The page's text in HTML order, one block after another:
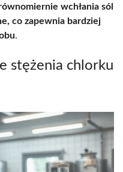
wchłania sól
co zapewnia bardziej
.
stężenia chlorku